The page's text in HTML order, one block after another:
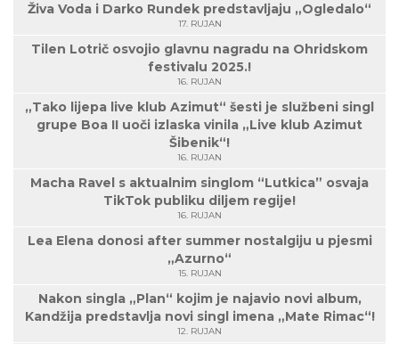
Živa Voda i Darko Rundek predstavljaju „Ogledalo“
17. RUJAN
Tilen Lotrič osvojio glavnu nagradu na Ohridskom
festivalu 2025.!
16. RUJAN
„Tako lijepa live klub Azimut“ šesti je službeni singl
grupe Boa II uoči izlaska vinila „Live klub Azimut
Šibenik“!
16. RUJAN
Macha Ravel s aktualnim singlom “Lutkica” osvaja
TikTok publiku diljem regije!
16. RUJAN
Lea Elena donosi after summer nostalgiju u pjesmi
„Azurno“
15. RUJAN
Nakon singla „Plan“ kojim je najavio novi album,
Kandžija predstavlja novi singl imena „Mate Rimac“!
12. RUJAN